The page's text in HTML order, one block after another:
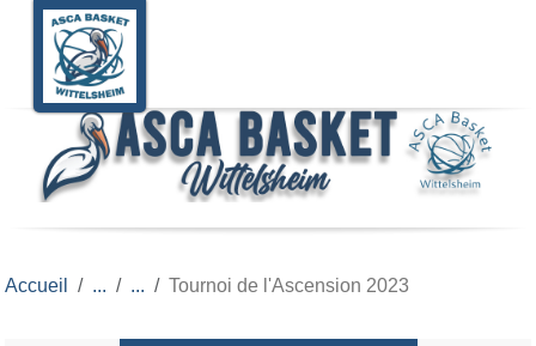
Accueil Tournoi de l'Ascension 2023
Panneau de gestion des cookies